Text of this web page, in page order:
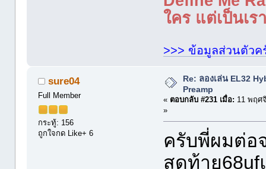
ใคร แต่เป็นเ
>>> ข้อมูลส่วนตัวค
sure04
Full Member
กระทู้: 156
ถูกใจกด Like+ 6
Re: ลองเล่น EL32
Preamp
« ตอบกลับ #231 เมื่อ: 11 พฤศ
»
ครับพี่ผมต่อ
สุดท้าย68uf